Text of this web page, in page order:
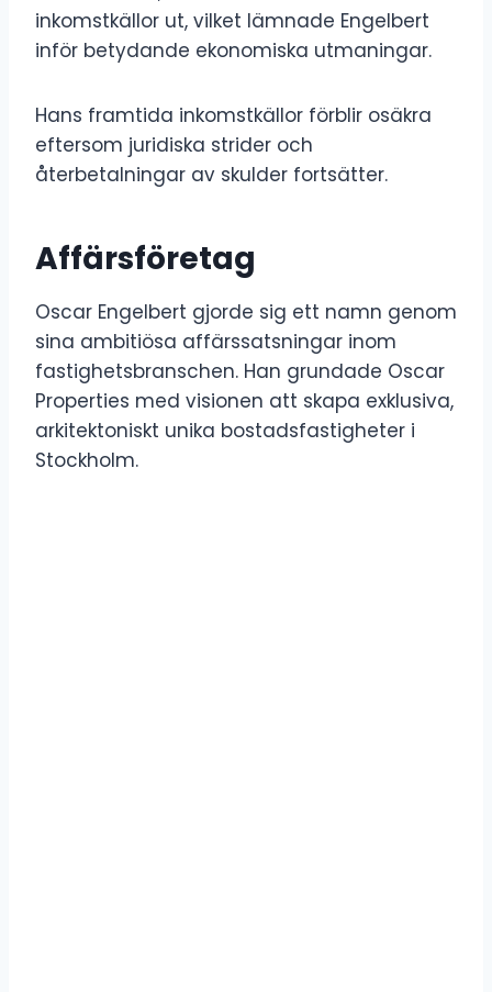
inkomstkällor ut, vilket lämnade Engelbert
inför betydande ekonomiska utmaningar.
Hans framtida inkomstkällor förblir osäkra
eftersom juridiska strider och
återbetalningar av skulder fortsätter.
Affärsföretag
Oscar Engelbert gjorde sig ett namn genom
sina ambitiösa affärssatsningar inom
fastighetsbranschen. Han grundade Oscar
Properties med visionen att skapa exklusiva,
arkitektoniskt unika bostadsfastigheter i
Stockholm.